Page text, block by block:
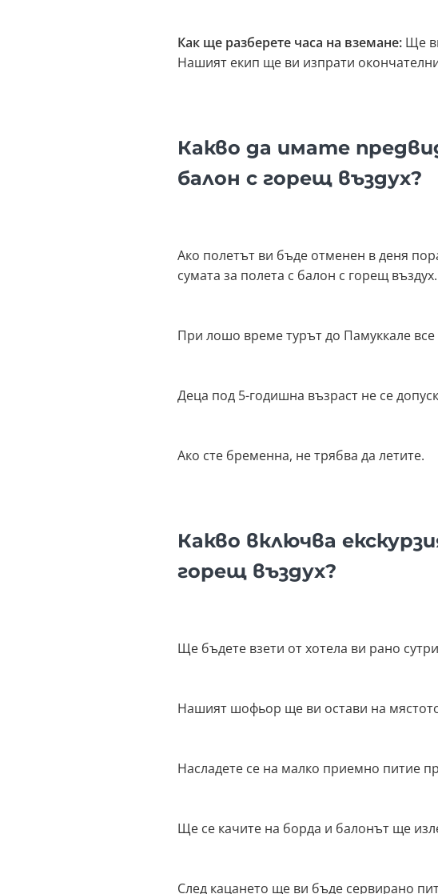
Как ще разберете часа на вземане: Ще
Нашият екип ще ви изпрати
Какво да имате
балон с горещ въздух?
Ако полетът ви бъде отменен в деня
сумата за полета с балон с горещ въздух.
При лошо време турът до Памуккале все
Деца под 5-годишна възраст не се
Ако сте бременна, не трябва да летите.
Какво включва
горещ въздух?
Ще бъдете взети от хотела ви рано
Нашият шофьор ще ви остави на
Насладете се на малко приемно питие
Ще се качите на борда и балонът ще
След кацането ще ви бъде сервирано